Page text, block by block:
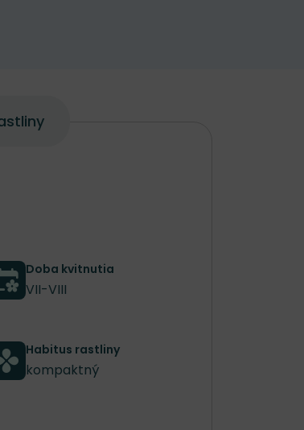
Doba kvitnutia
VII-VIII
Habitus rastliny
kompaktný